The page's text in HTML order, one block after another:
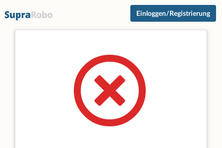
Einloggen/Registrierung